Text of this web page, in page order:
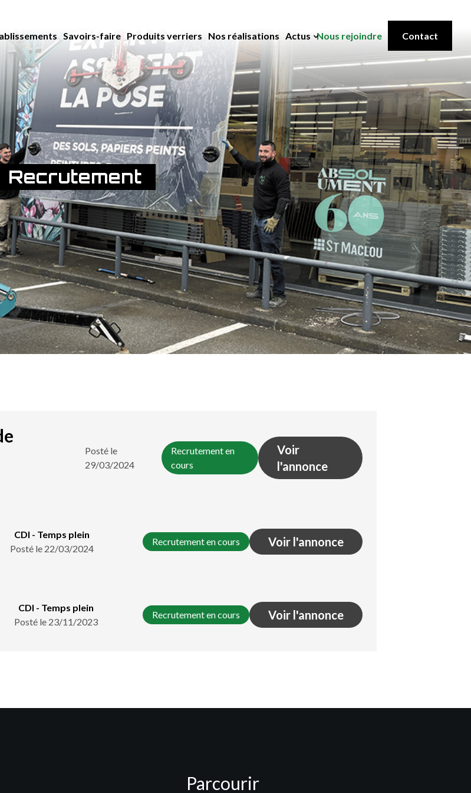
Savoirs-faire Produits verriers Nos réalisations Actus Nous rejoindre Contact
Recrutement
Posté le
29/03/2024
Recrutement en
cours
Voir
l'annonce
CDI - Temps plein
Posté le 22/03/2024
Recrutement en cours Voir l'annonce
CDI - Temps plein
Posté le 23/11/2023
Recrutement en cours Voir l'annonce
Parcourir